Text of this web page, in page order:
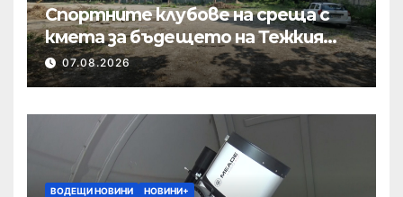
Спортните клубове на среща с
кмета за бъдещето на Тежкия
полк
07.08.2026
ВОДЕЩИ НОВИНИ НОВИНИ+